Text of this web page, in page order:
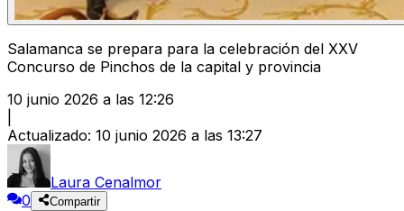
Salamanca se prepara para la celebración del XXV
Concurso de Pinchos de la capital y provincia
10 junio 2026 a las 12:26
Actualizado: 10 junio 2026 a las 13:27
Laura Cenalmor
0
Compartir